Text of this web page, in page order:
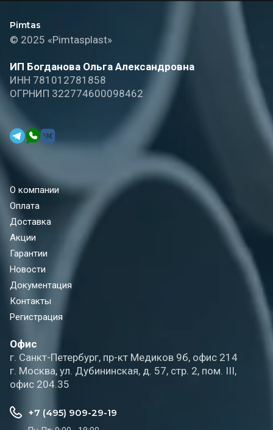
Pimtas
© 2025 «Pimtasplast»
ИП Богданова Ольга Александровна
ИНН 781012781858
ОГРНИП 322774600098462
О компании
Оплата
Доставка
Акции
Гарантии
Новости
Документация
Контакты
Регистрация
Офис
г. Санкт-Петербург, пр-кт Медиков 9б, офис 214
г. Москва, ул. Дубининская, д. 57, стр. 2, пом. III,
офис 204.35
+7 (495) 909-29-19